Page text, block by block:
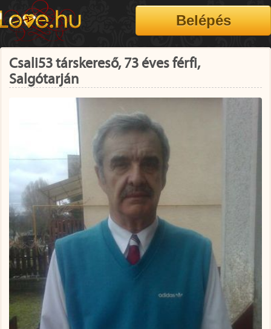
Csali53 társkereső, 73 éves férfi,
Salgótarján